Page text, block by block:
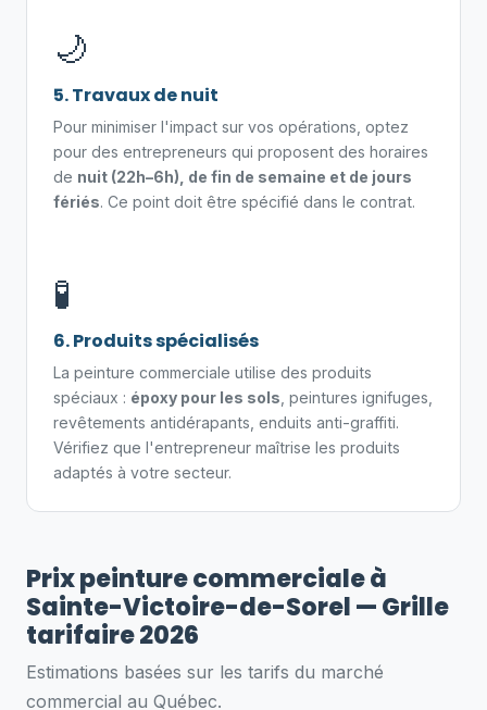
🌙
5. Travaux de nuit
Pour minimiser l'impact sur vos opérations, optez
pour des entrepreneurs qui proposent des horaires
de nuit (22h–6h), de fin de semaine et de jours
fériés. Ce point doit être spécifié dans le contrat.
🧪
6. Produits spécialisés
La peinture commerciale utilise des produits
spéciaux : époxy pour les sols , peintures ignifuges,
revêtements antidérapants, enduits anti-graffiti.
Vérifiez que l'entrepreneur maîtrise les produits
adaptés à votre secteur.
Prix peinture commerciale à
Sainte-Victoire-de-Sorel — Grille
tarifaire 2026
Estimations basées sur les tarifs du marché
commercial au Québec.